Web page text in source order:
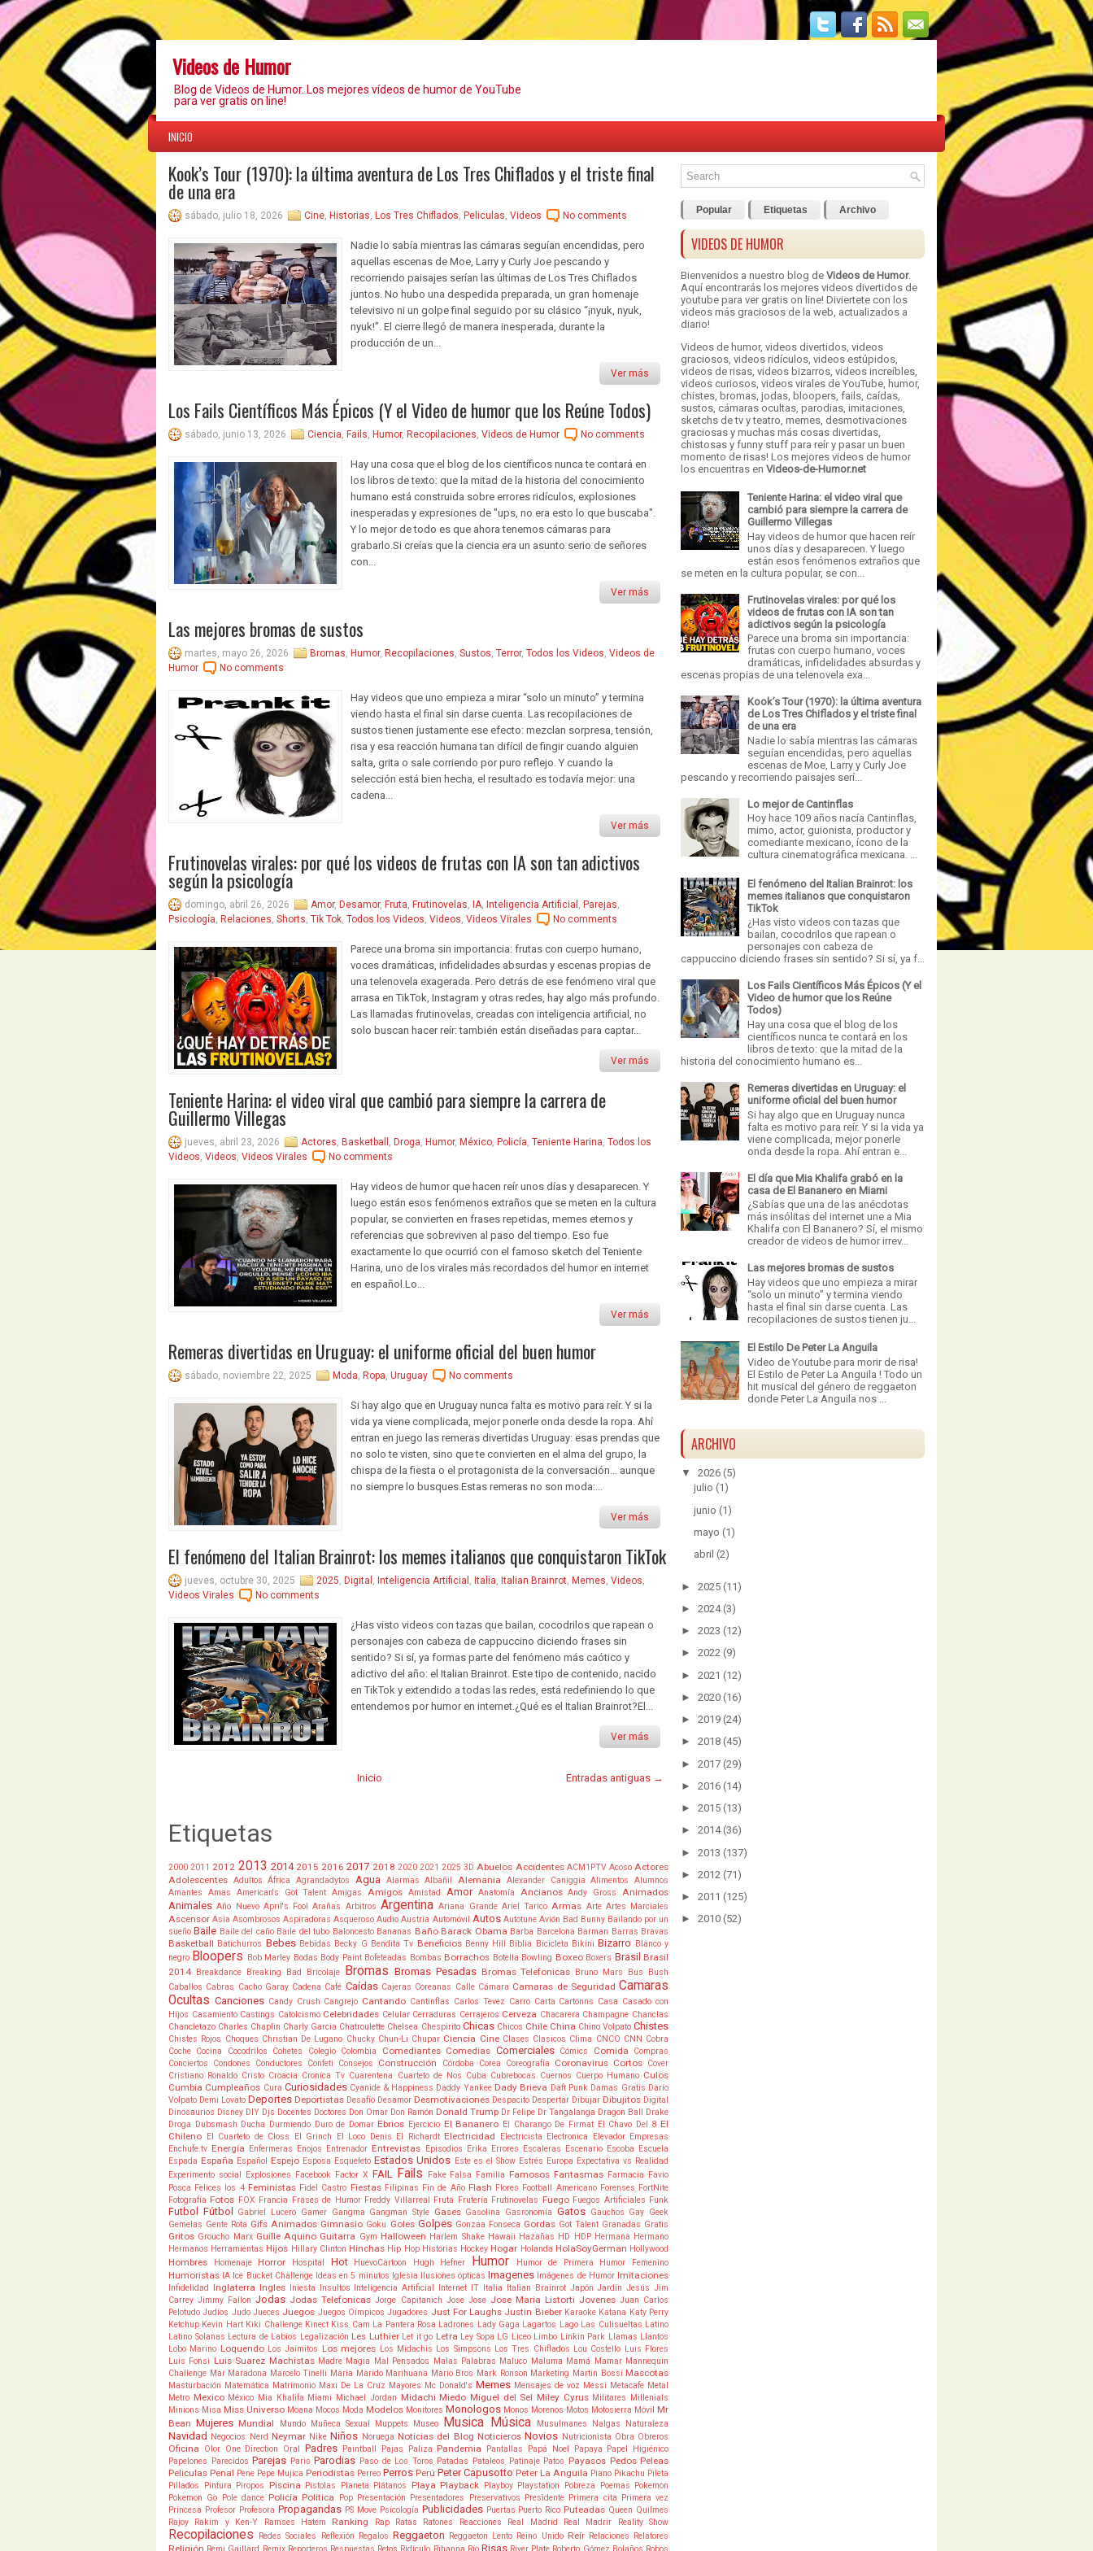
Videos de Humor
Blog de Videos de Humor. Los mejores vídeos de humor de YouTube
para ver gratis on line!
INICIO
Kook’s Tour (1970): la última aventura de Los Tres Chiflados y el triste final
de una era
sábado, julio 18, 2026 Cine, Historias, Los Tres Chiflados, Peliculas, Videos No comments
Nadie lo sabía mientras las cámaras seguían encendidas, pero
aquellas escenas de Moe, Larry y Curly Joe pescando y
recorriendo paisajes serían las últimas de Los Tres Chiflados
juntos. No hubo una despedida preparada, un gran homenaje
televisivo ni un golpe final seguido por su clásico “¡nyuk, nyuk,
nyuk!”. El cierre llegó de manera inesperada, durante la
producción de un...
Ver más
Los Fails Científicos Más Épicos (Y el Video de humor que los Reúne Todos)
sábado, junio 13, 2026 Ciencia, Fails, Humor, Recopilaciones, Videos de Humor No comments
Hay una cosa que el blog de los científicos nunca te contará en
los libros de texto: que la mitad de la historia del conocimiento
humano está construida sobre errores ridículos, explosiones
inesperadas y expresiones de "ups, no era esto lo que buscaba".
Y lo mejor de todo es que ahora tenemos cámaras para
grabarlo.Si creías que la ciencia era un asunto serio de señores
con...
Ver más
Las mejores bromas de sustos
martes, mayo 26, 2026 Bromas, Humor, Recopilaciones, Sustos, Terror, Todos los Videos, Videos de
Humor
No comments
Hay videos que uno empieza a mirar “solo un minuto” y termina
viendo hasta el final sin darse cuenta. Las recopilaciones de
sustos tienen justamente ese efecto: mezclan sorpresa, tensión,
risa y esa reacción humana tan difícil de fingir cuando alguien
salta, grita o sale corriendo por puro reflejo. Y cuando la
selección está bien hecha, el resultado es todavía mejor: una
cadena...
Ver más
Frutinovelas virales: por qué los videos de frutas con IA son tan adictivos
según la psicología
domingo, abril 26, 2026 Amor, Desamor, Fruta, Frutinovelas, IA, Inteligencia Artificial , Parejas,
Psicología, Relaciones, Shorts, Tik Tok, Todos los Videos, Videos, Videos Virales No comments
Parece una broma sin importancia: frutas con cuerpo humano,
voces dramáticas, infidelidades absurdas y escenas propias de
una telenovela exagerada. Pero detrás de ese fenómeno viral que
arrasa en TikTok, Instagram y otras redes, hay algo más profundo.
Las llamadas frutinovelas, creadas con inteligencia artificial, no
solo buscan hacer reír: también están diseñadas para captar...
Ver más
Teniente Harina: el video viral que cambió para siempre la carrera de
Guillermo Villegas
jueves, abril 23, 2026 Actores, Basketball , Droga, Humor, México, Policía, Teniente Harina, Todos los
Videos, Videos, Videos Virales No comments
Hay videos de humor que hacen reír unos días y desaparecen. Y
luego están esos fenómenos extraños que se meten en la cultura
popular, se convierten en frases repetidas, memes eternos y
referencias que sobreviven al paso del tiempo. Eso fue
exactamente lo que ocurrió con el famoso sketch del Teniente
Harina, uno de los virales más recordados del humor en internet
en español.Lo...
Ver más
Remeras divertidas en Uruguay: el uniforme oficial del buen humor
sábado, noviembre 22, 2025 Moda, Ropa, Uruguay No comments
Si hay algo que en Uruguay nunca falta es motivo para reír. Y si la
vida ya viene complicada, mejor ponerle onda desde la ropa. Ahí
entran en juego las remeras divertidas Uruguay: esas prendas que
no solo te visten, sino que te convierten en el alma del grupo, la
chispa de la fiesta o el protagonista de la conversación… aunque
no siempre lo busques.Estas remeras no son moda:...
Ver más
El fenómeno del Italian Brainrot: los memes italianos que conquistaron TikTok
jueves, octubre 30, 2025 2025, Digital , Inteligencia Artificial , Italia, Italian Brainrot, Memes, Videos,
Videos Virales
No comments
¿Has visto videos con tazas que bailan, cocodrilos que rapean o
personajes con cabeza de cappuccino diciendo frases sin
sentido? Si sí, ya formas parte del fenómeno más caótico y
adictivo del año: el Italian Brainrot. Este tipo de contenido, nacido
en TikTok y extendido a todas las redes, está redefiniendo lo que
entendemos por humor en internet.¿Qué es el Italian Brainrot?El...
Ver más
Entradas antiguas →
Inicio
Etiquetas
2000 2011 2012 2013 2014 2015 2016 2017 2018 2020 2021 2025 3D Abuelos Accidentes ACM1PTV Acoso Actores
Adolescentes Adultos África Agrandadytos Agua Alarmas Albañil Alemania Alexander Caniggia Alimentos
Alumnos
Amantes
Amas American's Got Talent Amigas Amigos Amistad Amor Anatomía Ancianos Andy Gross Animados
Animales Año Nuevo April's Fool Arañas Arbitros Argentina Ariana Grande Ariel Tarico Armas Arte Artes Marciales
Ascensor Asia Asombrosos Aspiradoras Asqueroso Audio Austria Automóvil Autos Autotune Avión Bad Bunny Bailando por un
sueño Baile Baile del caño Baile del tubo Baloncesto Bananas Baño Barack Obama Barba Barcelona Barman Barras Bravas
Basketball Batichurros Bebes Bebidas Becky G Bendita Tv Beneficios Benny Hill Biblia Bicicleta Bikini Bizarro Blanco y
negro Bloopers Bob Marley Bodas Body Paint Bofeteadas Bombas Borrachos Botella Bowling Boxeo Boxers Brasil Brasil
2014 Breakdance Breaking Bad Bricolaje Bromas Bromas Pesadas Bromas Telefonicas Bruno Mars Bus
Bush
Caballos Cabras Cacho Garay Cadena Café Caídas Cajeras Coreanas Calle Cámara Camaras de Seguridad Camaras
Ocultas Canciones Candy Crush Cangrejo Cantando Cantinflas Carlos Tevez Carro Carta Cartonns Casa Casado con
Hijos Casamiento Castings Catolcismo Celebridades Celular Cerraduras Cerrajeros Cerveza Chacarera Champagne Chanclas
Chancletazo Charles Chaplin Charly Garcia Chatroulette Chelsea Chespirito Chicas Chicos Chile China Chino Volpato Chistes
Chistes Rojos Choques Christian De Lugano Chucky Chun-Li Chupar Ciencia Cine Clases Clasicos Clima CNCO CNN Cobra
Coche Cocina Cocodrilos Cohetes Colegio Colombia Comediantes Comedias Comerciales Cómics Comida
Compras
Conciertos
Condones Conductores Confeti Consejos Construcción Córdoba Corea Coreografía Coronavirus Cortos Cover
Cristiano Ronaldo Cristo Croacia Cronica Tv Cuarentena Cuarteto de Nos Cuba Cubrebocas Cuernos Cuerpo Humano Culos
Cumbia Cumpleaños Cura Curiosidades Cyanide & Happiness Daddy Yankee Dady Brieva Daft Punk Damas Gratis Darío
Volpato Demi Lovato Deportes Deportistas Desafío Desamor Desmotivaciones Despacito Despertar Dibujar Dibujitos Digital
Dinosaurios Disney DIY Djs Docentes Doctores Don Omar Don Ramón Donald Trump Dr Felipe Dr Tangalanga Dragon Ball Drake
Droga Dubsmash Ducha Durmiendo Duro de Domar Ebrios Ejercicio El Bananero El Charango De Firmat El Chavo Del 8 El
Chileno El Cuarteto de Closs El Grinch El Loco Denis El Richardt Electricidad Electricista Electronica Elevador Empresas
Enchufe.tv Energía Enfermeras Enojos Entrenador Entrevistas Episodios Erika Errores Escaleras Escenario Escoba Escuela
Espada España Español Espejo Esposa Esqueleto Estados Unidos Este es el Show Estrés Europa Expectativa vs Realidad
Experimento social Explosiones Facebook Factor X FAIL Fails Fake Falsa Familia Famosos Fantasmas Farmacia Favio
Posca Felices los 4 Feministas Fidel Castro Fiestas Filipinas Fin de Año Flash Flores Football Americano Forenses FortNite
Fotografía Fotos FOX Francia Frases de Humor Freddy Villarreal Fruta Frutería Frutinovelas Fuego Fuegos Artificiales Funk
Futbol Fútbol Gabriel Lucero Gamer Gangma Gangman Style Gases Gasolina Gasronomía Gatos Gauchos Gay Geek
Gemelas Gente Rota Gifs Animados Gimnasio Goku Goles Golpes Gonzaa Fonseca Gordas Got Talent Granadas Gratis
Gritos Groucho Marx Guille Aquino Guitarra Gym Halloween Harlem Shake Hawaii Hazañas HD HDP Hermana Hermano
Hermanos Herramientas Hijos Hillary Clinton Hinchas Hip Hop Historias Hockey Hogar Holanda HolaSoyGerman Hollywood
Hombres Homenaje Horror Hospital Hot HuevoCartoon Hugh Hefner Humor Humor de Primera Humor Femenino
Humoristas IA Ice Bucket Challenge Ideas en 5 minutos Iglesia Ilusiones ópticas Imagenes Imágenes de Humor Imitaciones
Infidelidad Inglaterra Ingles Iniesta Insultos Inteligencia Artificial Internet IT Italia Italian Brainrot Japón Jardín Jesús Jim
Carrey Jimmy Fallon Jodas Jodas Telefonicas Jorge Capitanich Jose Jose Jose Maria Listorti Jovenes Juan Carlos
Pelotudo Judíos Judo Jueces Juegos Juegos Oímpicos Jugadores Just For Laughs Justin Bieber Karaoke Katana Katy Perry
Ketchup Kevin Hart Kiki Challenge Kinect Kiss Cam La Pantera Rosa Ladrones Lady Gaga Lagartos Lago Las Culisueltas Latino
Latino Solanas Lectura de Labios Legalización Les Luthier Let it go Letra Ley Sopa LG Liceo Limbo Linkin Park Llamas Llantos
Lobo Marino Loquendo Los Jaimitos Los mejores Los Midachis Los Simpsons Los Tres Chiflados Lou Costello Luis Flores
Luis Fonsi Luis Suarez Machistas Madre Magia Mal Pensados Malas Palabras Maluco Maluma Mamá Mamar Mannequin
Challenge Mar Maradona Marcelo Tinelli María Marido Marihuana Mario Bros Mark Ronson Marketing Martin Bossi Mascotas
Masturbación Matemática Matrimonio Maxi De La Cruz Mayores Mc Donald's Memes Mensajes de voz Messi Metacafe Metal
Metro Mexico México Mia Khalifa Miami Michael Jordan Midachi Miedo Miguel del Sel Miley Cyrus Militares Millenials
Minions Misa Miss Universo Moana Mocos Moda Modelos Monitores Monologos Monos Morenos Motos Motosierra Móvil Mr
Bean Mujeres Mundial Mundo Muñeca Sexual Muppets Museo Musica Música Musulmanes Nalgas Naturaleza
Navidad Negocios Nerd Neymar Nike Niños Noruega Noticias del Blog Noticieros Novios Nutricionista Obra Obreros
Oficina Olor One Direction Oral Padres Paintball Pajas Paliza Pandemia Pantallas Papá Noel Papaya Papel Higiénico
Papelones Parecidos Parejas Paris Parodias Paso de Los Toros Patadas Pataleos Patinaje Patos Payasos Pedos Peleas
Peliculas Penal Pene Pepe Mujica Periodistas Perreo Perros Perú Peter Capusotto Peter La Anguila Piano Pikachu Pileta
Pillados
Pintura Piropos Piscina Pistolas Planeta Plátanos Playa Playback Playboy Playstation Pobreza Poemas Pokemon
Pokemon Go Pole dance Policía Politica Pop Presentación Presentadores Preservativos Presidente Primera cita Primera vez
Princesa Profesor Profesora Propagandas PS Move Psicología Publicidades Puertas Puerto Rico Puteadas Queen Quilmes
Rajoy
Rakim y Ken-Y Ramses Hatem Ranking Rap Ratas Ratones Reacciones Real Madrid Real Madrir Reality Show
Recopilaciones Redes Sociales Reflexión Regalos Reggaeton Reggaeton Lento Reino Unido Reír Relaciones Relatores
Religión Remi Gaillard Remix Reporteros Respuestas Retos Ridículo Rihanna Río Risas River Plate Roberto Gómez Bolaños Robos
Popular Etiquetas Archivo
VIDEOS DE HUMOR
Bienvenidos a nuestro blog de Videos de Humor.
Aquí encontrarás los mejores videos divertidos de
youtube para ver gratis on line! Diviertete con los
videos más graciosos de la web, actualizados a
diario!
Videos de humor, videos divertidos, videos
graciosos, videos ridículos, videos estúpidos,
videos de risas, videos bizarros, videos increíbles,
videos curiosos, videos virales de YouTube, humor,
chistes, bromas, jodas, bloopers, fails, caídas,
sustos, cámaras ocultas, parodias, imitaciones,
sketchs de tv y teatro, memes, desmotivaciones
graciosas y muchas más cosas divertidas,
chistosas y funny stuff para reír y pasar un buen
momento de risas! Los mejores videos de humor
los encuentras en Videos-de-Humor.net
Teniente Harina: el video viral que
cambió para siempre la carrera de
Guillermo Villegas
Hay videos de humor que hacen reír
unos días y desaparecen. Y luego
están esos fenómenos extraños que
se meten en la cultura popular, se con...
Frutinovelas virales: por qué los
videos de frutas con IA son tan
adictivos según la psicología
Parece una broma sin importancia:
frutas con cuerpo humano, voces
dramáticas, infidelidades absurdas y
escenas propias de una telenovela exa...
Kook’s Tour (1970): la última aventura
de Los Tres Chiflados y el triste final
de una era
Nadie lo sabía mientras las cámaras
seguían encendidas, pero aquellas
escenas de Moe, Larry y Curly Joe
pescando y recorriendo paisajes serí...
Lo mejor de Cantinflas
Hoy hace 109 años nacía Cantinflas,
mimo, actor, guionista, productor y
comediante mexicano, ícono de la
cultura cinematográfica mexicana. ...
El fenómeno del Italian Brainrot: los
memes italianos que conquistaron
TikTok
¿Has visto videos con tazas que
bailan, cocodrilos que rapean o
personajes con cabeza de
cappuccino diciendo frases sin sentido? Si sí, ya f...
Los Fails Científicos Más Épicos (Y el
Video de humor que los Reúne
Todos)
Hay una cosa que el blog de los
científicos nunca te contará en los
libros de texto: que la mitad de la
historia del conocimiento humano es...
Remeras divertidas en Uruguay: el
uniforme oficial del buen humor
Si hay algo que en Uruguay nunca
falta es motivo para reír. Y si la vida ya
viene complicada, mejor ponerle
onda desde la ropa. Ahí entran e...
El día que Mia Khalifa grabó en la
casa de El Bananero en Miami
¿Sabías que una de las anécdotas
más insólitas del internet une a Mia
Khalifa con El Bananero? Sí, el mismo
creador de videos de humor irrev...
Las mejores bromas de sustos
Hay videos que uno empieza a mirar
“solo un minuto” y termina viendo
hasta el final sin darse cuenta. Las
recopilaciones de sustos tienen ju...
El Estilo De Peter La Anguila
Video de Youtube para morir de risa!
El Estilo de Peter La Anguila ! Todo un
hit musical del género de reggaeton
donde Peter La Anguila nos ...
ARCHIVO
▼ 2026 (5)
julio (1)
junio (1)
mayo (1)
abril (2)
► 2025 (11)
► 2024 (3)
► 2023 (12)
► 2022 (9)
► 2021 (12)
► 2020 (16)
► 2019 (24)
► 2018 (45)
► 2017 (29)
► 2016 (14)
► 2015 (13)
► 2014 (36)
► 2013 (137)
► 2012 (71)
► 2011 (125)
► 2010 (52)